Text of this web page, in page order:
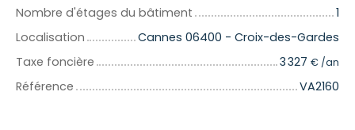
Nombre d'étages du bâtiment
1
Localisation
Cannes 06400 - Croix-des-Gardes
Taxe foncière
3 327 € /an
Référence VA2160